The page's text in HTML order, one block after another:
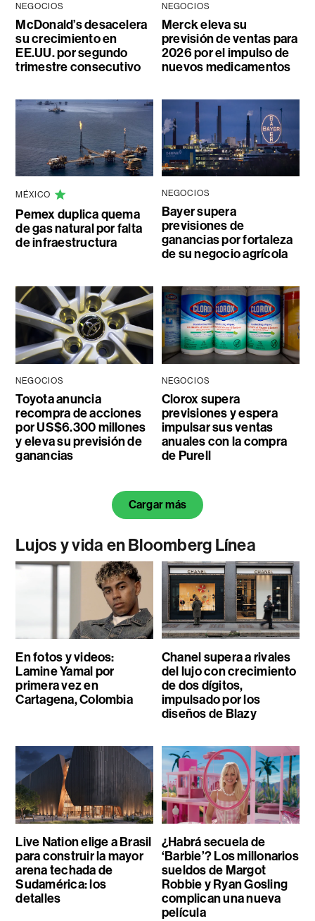
NEGOCIOS
McDonald’s desacelera
su crecimiento en
EE.UU. por segundo
trimestre consecutivo
NEGOCIOS
Merck eleva su
previsión de ventas para
2026 por el impulso de
nuevos medicamentos
MÉXICO
Pemex duplica quema
de gas natural por falta
de infraestructura
NEGOCIOS
Bayer supera
previsiones de
ganancias por fortaleza
de su negocio agrícola
NEGOCIOS
Toyota anuncia
recompra de acciones
por US$6.300 millones
y eleva su previsión de
ganancias
NEGOCIOS
Clorox supera
previsiones y espera
impulsar sus ventas
anuales con la compra
de Purell
Cargar más
Lujos y vida en Bloomberg Línea
En fotos y videos:
Lamine Yamal por
primera vez en
Cartagena, Colombia
Chanel supera a rivales
del lujo con crecimiento
de dos dígitos,
impulsado por los
diseños de Blazy
Live Nation elige a Brasil
para construir la mayor
arena techada de
Sudamérica: los
detalles
¿Habrá secuela de
‘Barbie’? Los millonarios
sueldos de Margot
Robbie y Ryan Gosling
complican una nueva
película